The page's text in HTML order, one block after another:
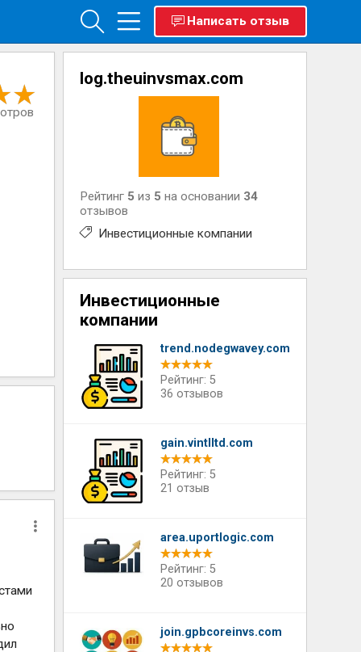
Написать отзыв
log.theuinvsmax.com
Рейтинг 5 из 5 на основании 34
отзывов
Инвестиционные компании
Инвестиционные
компании
trend.nodegwavey.com
Рейтинг: 5
36 отзывов
gain.vintlltd.com
Рейтинг: 5
21 отзыв
area.uportlogic.com
Рейтинг: 5
20 отзывов
join.gpbcoreinvs.com